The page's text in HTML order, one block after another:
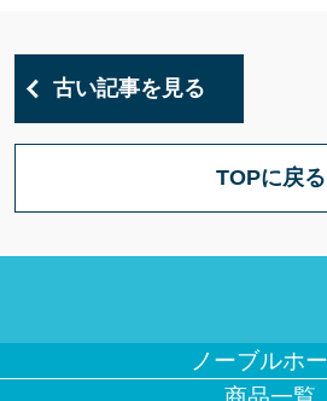
古い記事を見る
TOPに戻る
ノーブルホ